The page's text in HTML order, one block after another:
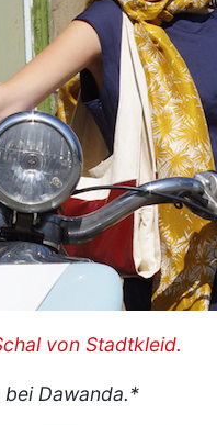
von Stadtkleid.
bei Dawanda.*